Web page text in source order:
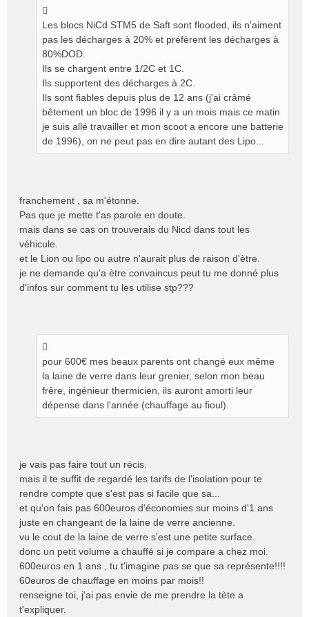
Les blocs NiCd STM5 de Saft sont flooded, ils n'aiment
pas les décharges à 20% et préfèrent les décharges à
80%DOD.
Ils se chargent entre 1/2C et 1C.
Ils supportent des décharges à 2C.
Ils sont fiables depuis plus de 12 ans (j'ai crâmé
bêtement un bloc de 1996 il y a un mois mais ce matin
je suis allé travailler et mon scoot a encore une batterie
de 1996), on ne peut pas en dire autant des Lipo...
franchement , sa m'étonne.
Pas que je mette t'as parole en doute.
mais dans se cas on trouverais du Nicd dans tout les
véhicule.
et le Lion ou lipo ou autre n'aurait plus de raison d'ètre.
je ne demande qu'a ètre convaincus peut tu me donné plus
d'infos sur comment tu les utilise stp???
pour 600€ mes beaux parents ont changé eux même
la laine de verre dans leur grenier, selon mon beau
frêre, ingénieur thermicien, ils auront amorti leur
dépense dans l'année (chauffage au fioul).
je vais pas faire tout un récis.
mais il te suffit de regardé les tarifs de l'isolation pour te
rendre compte que s'est pas si facile que sa...
et qu'on fais pas 600euros d'économies sur moins d'1 ans
juste en changeant de la laine de verre ancienne.
vu le cout de la laine de verre s'est une petite surface.
donc un petit volume a chauffé si je compare a chez moi.
600euros en 1 ans , tu t'imagine pas se que sa représente!!!!
60euros de chauffage en moins par mois!!
renseigne toi, j'ai pas envie de me prendre la tète a
t'expliquer.